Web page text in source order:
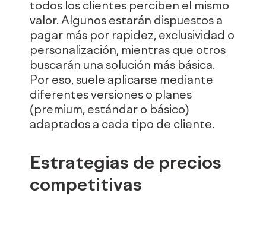
todos los clientes perciben el mismo
valor. Algunos estarán dispuestos a
pagar más por rapidez, exclusividad o
personalización, mientras que otros
buscarán una solución más básica.
Por eso, suele aplicarse mediante
diferentes versiones o planes
(premium, estándar o básico)
adaptados a cada tipo de cliente.
Estrategias de precios
competitivas